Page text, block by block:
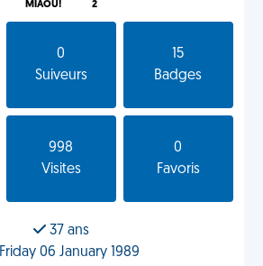
MIAOU! 2
0
Suiveurs
15
Badges
998
Visites
0
Favoris
37 ans
Friday 06 January 1989